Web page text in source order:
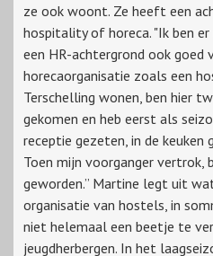
ze ook woont. Ze heeft een
hospitality of horeca. "Ik ben
een HR-achtergrond ook goed
horecaorganisatie zoals een
Terschelling wonen, ben hier
gekomen en heb eerst als
receptie gezeten, in de keuken
Toen mijn voorganger vertrok,
geworden.” Martine legt uit
organisatie van hostels, in
niet helemaal een beetje te
jeugdherbergen. In het